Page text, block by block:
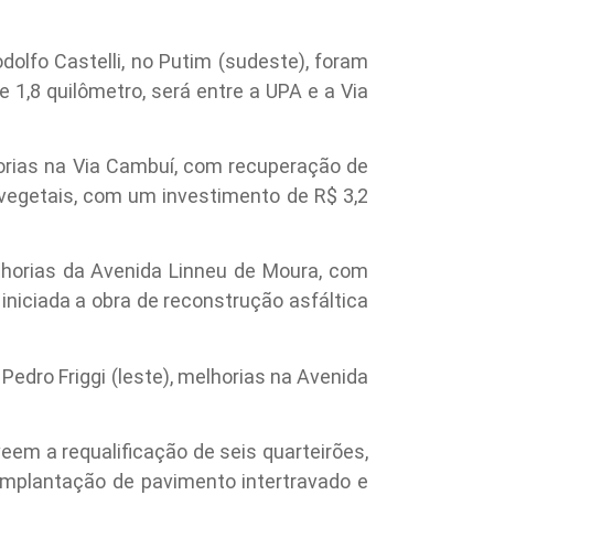
Castelli, no Putim (sudeste), foram
quilômetro, será entre a UPA e a Via
na Via Cambuí, com recuperação de
com um investimento de R$ 3,2
da Avenida Linneu de Moura, com
a obra de reconstrução asfáltica
Friggi (leste), melhorias na Avenida
a requalificação de seis quarteirões,
de pavimento intertravado e